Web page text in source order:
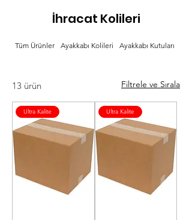
İhracat Kolileri
Tüm Ürünler Ayakkabı Kolileri Ayakkabı Kutuları
13 ürün Filtrele ve Sırala
Ultra Kalite Ultra Kalite